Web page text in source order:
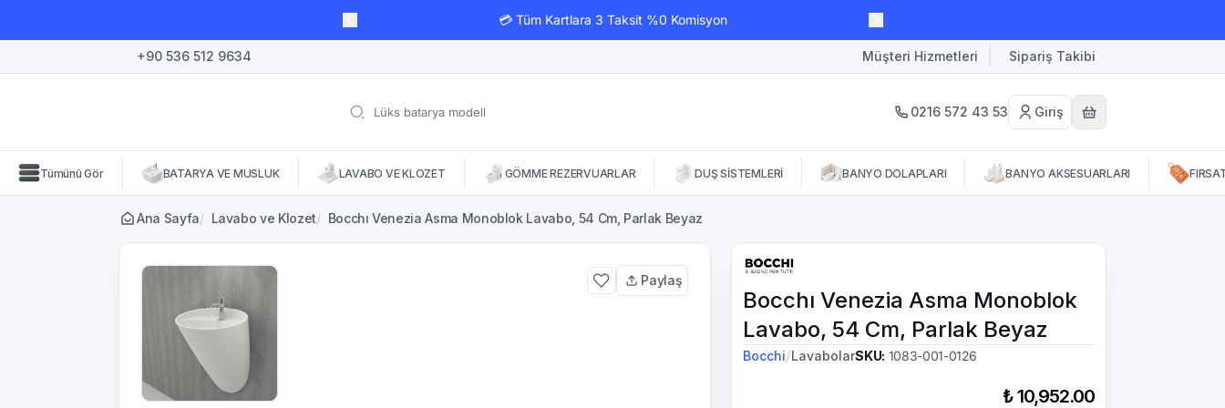
💳 Tüm Kartlara 3 Taksit %0 Komisyon
+90 536 512 9634 Müşteri Hizmetleri Sipariş Takibi
0216 572 43 53 Giriş
Tümünü Gör BATARYA VE MUSLUK LAVABO VE KLOZET GÖMME REZERVUARLAR DUŞ SİSTEMLERİ BANYO DOLAPLARI BANYO AKSESUARLARI
Ana Sayfa/ Lavabo ve Klozet/ Bocchı Venezia Asma Monoblok Lavabo, 54 Cm, Parlak Beyaz
Paylaş
Bocchı Venezia Asma Monoblok
Lavabo, 54 Cm, Parlak Beyaz
Bocchi/LavabolarSKU: 1083-001-0126
₺ 10,952.00